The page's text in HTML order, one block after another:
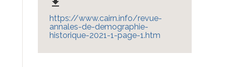
file_download
https://www.cairn.info/revue-
annales-de-demographie-
historique-2021-1-page-1.htm